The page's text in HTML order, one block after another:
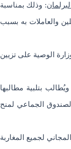
: وذلك بمناسبة
والعاملات به بسبب
الوصية على تزيين
بتلبية مطالبها
الجماعي لمنح
لجميع المغاربة